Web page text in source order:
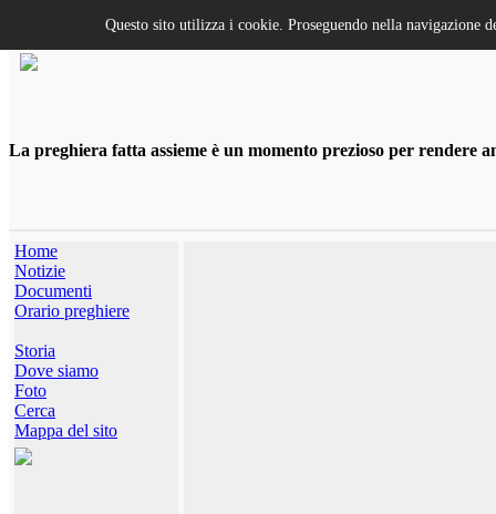
La preghiera fatta assieme è un momento prezioso per rendere
Home
Notizie
Documenti
Orario preghiere
Storia
Dove siamo
Foto
Cerca
Mappa del sito
Questo sito utilizza i cookie. Proseguendo nella navigazione